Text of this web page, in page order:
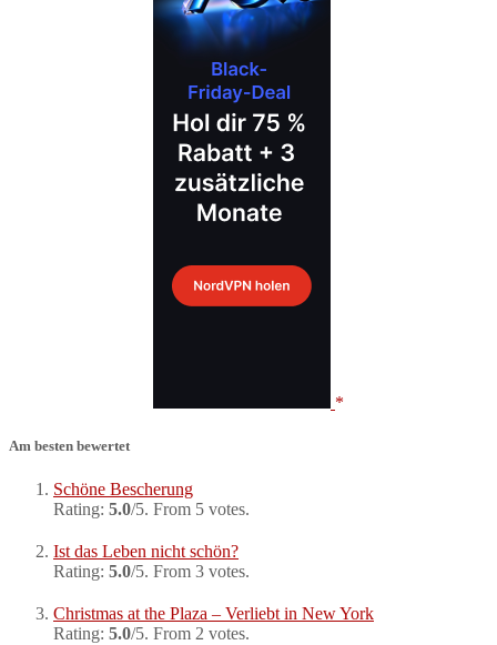
Am besten bewertet
Schöne Bescherung
Rating: 5.0/5. From 5 votes.
Ist das Leben nicht schön?
Rating: 5.0/5. From 3 votes.
Christmas at the Plaza – Verliebt in New York
Rating: 5.0/5. From 2 votes.